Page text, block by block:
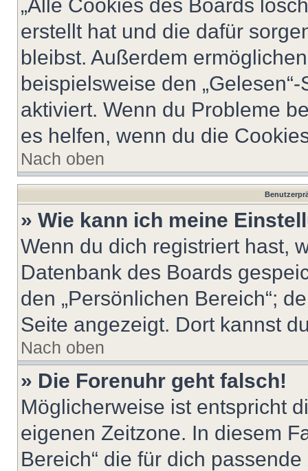
„Alle Cookies des Boards
erstellt hat und die dafür
bleibst. Außerdem
beispielsweise den
aktiviert. Wenn du Probleme
es helfen, wenn du die
Nach oben
» Wie kann ich meine
Wenn du dich registriert hast,
Datenbank des Boards
den „Persönlichen Bereich“;
Seite angezeigt. Dort kannst
Nach oben
» Die Forenuhr geht falsch!
Möglicherweise ist entspricht
eigenen Zeitzone. In diesem
Bereich“ die für dich